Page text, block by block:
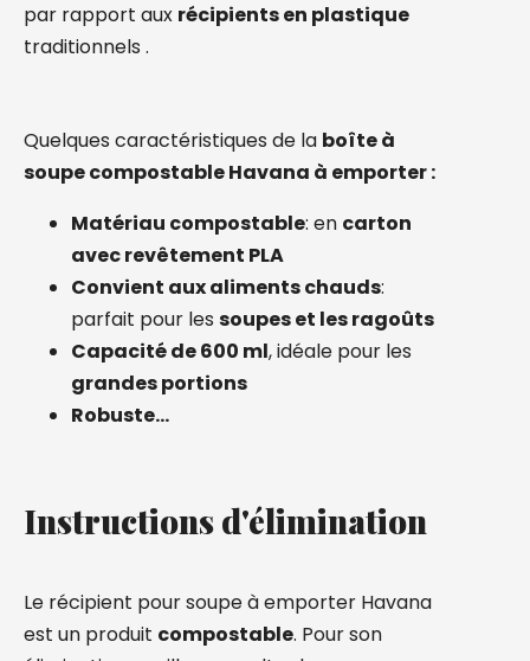
par rapport aux récipients en plastique
traditionnels .
Quelques caractéristiques de la boîte à
soupe compostable Havana à emporter :
Matériau compostable: en carton
avec revêtement PLA
Convient aux aliments chauds:
parfait pour les soupes et les ragoûts
Capacité de 600 ml, idéale pour les
grandes portions
Robuste…
Instructions d'élimination
Le récipient pour soupe à emporter Havana
est un produit compostable. Pour son